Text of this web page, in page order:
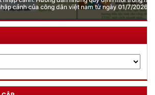
cảnh của công dân việt nam từ ngày 01/7/2026